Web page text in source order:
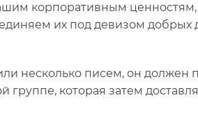
корпоративным ценностям,
их под девизом добрых
несколько писем, он должен
группе, которая затем